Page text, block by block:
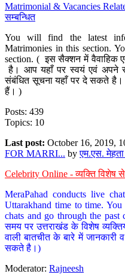
Matrimonial & Vacancies
सम्बन्धित
You will find the latest
Matrimonies in this section.
section. ( इस सैक्शन में वैवाहिक
है। आप यहाँ पर स्वयं एवं अपने
संबंधित सूचना यहाँ पर दे सकते है।
हैं। )
Posts: 439
Topics: 10
Last post: October 16, 2019,
FOR MARRI... byएम.एस.
Celebrity Online - व्यक्ति विशेष से
MeraPahad conducts live
Uttarakhand time to time.
chats and go through the past
समय पर उत्तराखंड के विशेष
वाली बातचीत के बारे में जानकारी
सकते है।)
Moderator: Rajneesh